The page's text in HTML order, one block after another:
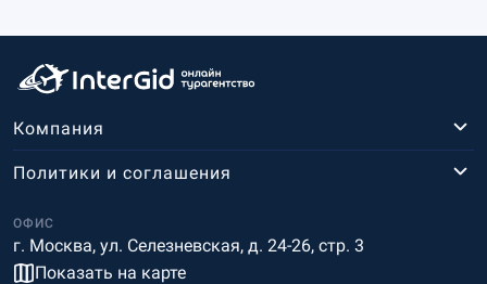
Компания
ОФИС
г. Москва, ул. Селезневская, д. 24-26, стр. 3
Показать на карте
Политики и соглашения